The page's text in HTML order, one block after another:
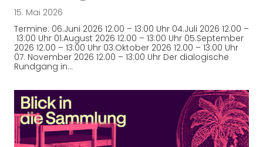
15. Mai 2026
Termine: 06.Juni 2026 12.00 – 13:00 Uhr 04.Juli 2026 12.00 –
13:00 Uhr 01.August 2026 12.00 – 13:00 Uhr 05.September
2026 12.00 – 13:00 Uhr 03.Oktober 2026 12.00 – 13:00 Uhr
07. November 2026 12.00 – 13:00 Uhr Der dialogische
Rundgang in…